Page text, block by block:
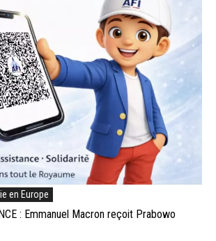
en Europe
: Emmanuel Macron reçoit Prabowo